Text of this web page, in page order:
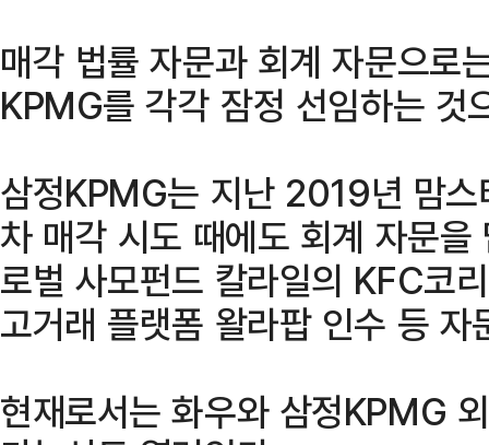
매각 법률 자문과 회계 자문으로
KPMG를 각각 잠정 선임하는 것
삼정KPMG는 지난 2019년 맘
차 매각 시도 때에도 회계 자문
로벌 사모펀드 칼라일의 KFC코
고거래 플랫폼 왈라팝 인수 등 자
현재로서는 화우와 삼정KPMG